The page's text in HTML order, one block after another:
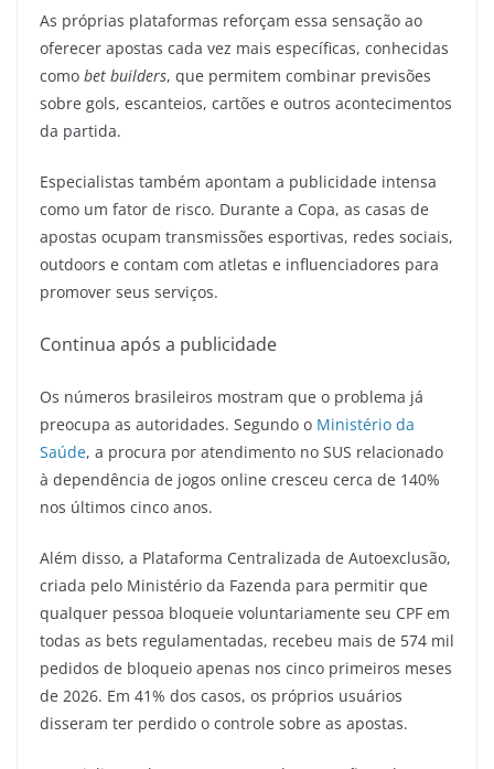
As próprias plataformas reforçam essa sensação ao
oferecer apostas cada vez mais específicas, conhecidas
como bet builders, que permitem combinar previsões
sobre gols, escanteios, cartões e outros acontecimentos
da partida.
Especialistas também apontam a publicidade intensa
como um fator de risco. Durante a Copa, as casas de
apostas ocupam transmissões esportivas, redes sociais,
outdoors e contam com atletas e influenciadores para
promover seus serviços.
Continua após a publicidade
Os números brasileiros mostram que o problema já
preocupa as autoridades. Segundo o Ministério da
Saúde, a procura por atendimento no SUS relacionado
à dependência de jogos online cresceu cerca de 140%
nos últimos cinco anos.
Além disso, a Plataforma Centralizada de Autoexclusão,
criada pelo Ministério da Fazenda para permitir que
qualquer pessoa bloqueie voluntariamente seu CPF em
todas as bets regulamentadas, recebeu mais de 574 mil
pedidos de bloqueio apenas nos cinco primeiros meses
de 2026. Em 41% dos casos, os próprios usuários
disseram ter perdido o controle sobre as apostas.